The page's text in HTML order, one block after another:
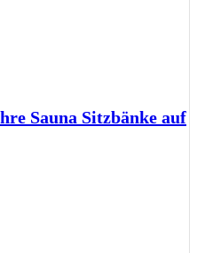
Sauna Sitzbänke auf